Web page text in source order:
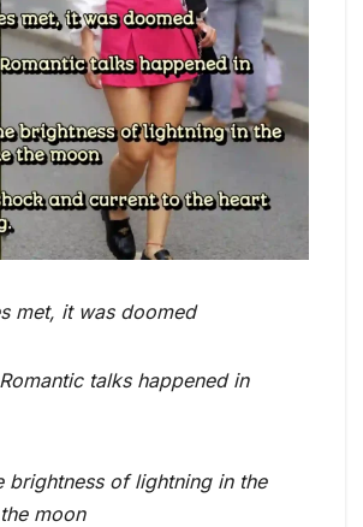
met, it was doomed
talks happened in
brightness of lightning in the
moon